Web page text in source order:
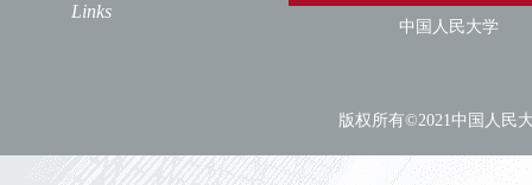
Links
中国人民大学
版权所有©2021中国人民